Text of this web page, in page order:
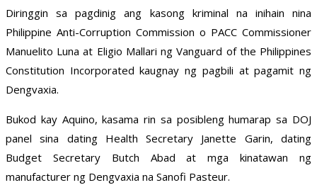
Diringgin sa pagdinig ang kasong kriminal na inihain nina
Philippine Anti-Corruption Commission o PACC Commissioner
Manuelito Luna at Eligio Mallari ng Vanguard of the Philippines
Constitution Incorporated kaugnay ng pagbili at pagamit ng
Dengvaxia.
Bukod kay Aquino, kasama rin sa posibleng humarap sa DOJ
panel sina dating Health Secretary Janette Garin, dating
Budget Secretary Butch Abad at mga kinatawan ng
manufacturer ng Dengvaxia na Sanofi Pasteur.